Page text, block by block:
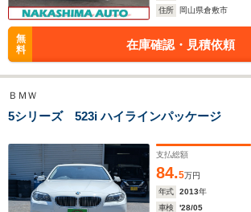
住所
岡山県倉敷市
無
料
在庫確認・見積依頼
ＢＭＷ
5シリーズ 523i ハイラインパッケージ
支払総額
84.5万円
年式
2013年
車検
'28/05